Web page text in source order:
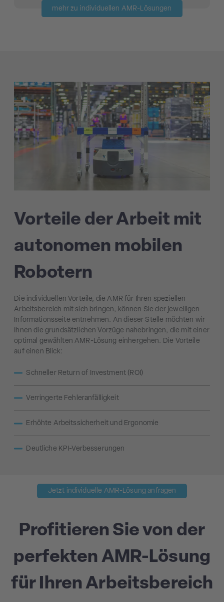
mehr zu individuellen AMR-Lösungen
Vorteile der Arbeit mit
autonomen mobilen
Robotern
Die individuellen Vorteile, die AMR für Ihren speziellen
Arbeitsbereich mit sich bringen, können Sie der jeweiligen
Informationsseite entnehmen. An dieser Stelle möchten wir
Ihnen die grundsätzlichen Vorzüge nahebringen, die mit einer
optimal gewählten AMR-Lösung einhergehen. Die Vorteile
auf einen Blick:
Schneller Return of Investment (ROI)
Verringerte Fehleranfälligkeit
Erhöhte Arbeitssicherheit und Ergonomie
Deutliche KPI-Verbesserungen
Jetzt individuelle AMR-Lösung anfragen
Profitieren Sie von der
perfekten AMR-Lösung
für Ihren Arbeitsbereich